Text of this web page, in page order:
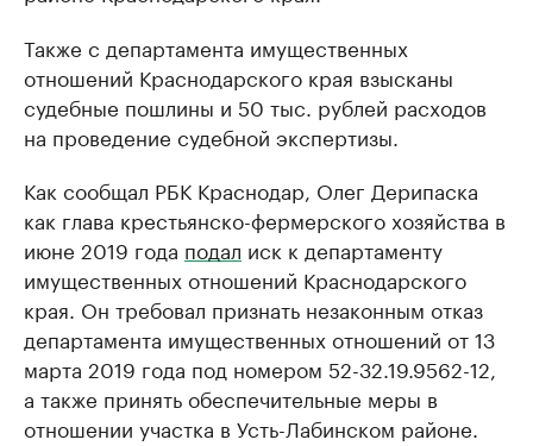
Также с департамента имущественных
отношений Краснодарского края взысканы
судебные пошлины и 50 тыс. рублей расходов
на проведение судебной экспертизы.
Как сообщал РБК Краснодар, Олег Дерипаска
как глава крестьянско-фермерского хозяйства в
июне 2019 года подал иск к департаменту
имущественных отношений Краснодарского
края. Он требовал признать незаконным отказ
департамента имущественных отношений от 13
марта 2019 года под номером 52-32.19.9562-12,
а также принять обеспечительные меры в
отношении участка в Усть-Лабинском районе.